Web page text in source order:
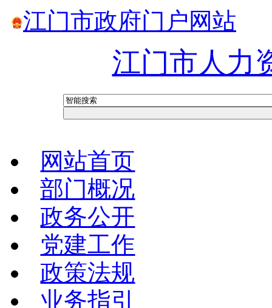
江门市政府门户网站
江门市人力
网站首页
部门概况
政务公开
党建工作
政策法规
业务指引